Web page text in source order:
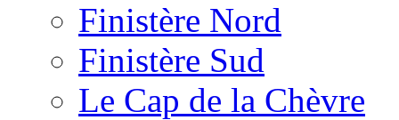
Finistère Nord
Finistère Sud
Le Cap de la Chèvre